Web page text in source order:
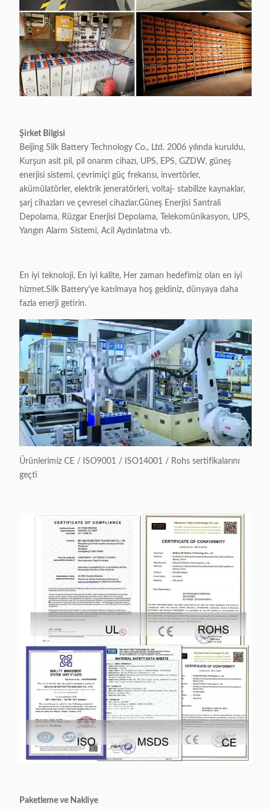
Şirket Bilgisi
Beijing Silk Battery Technology Co., Ltd. 2006 yılında kuruldu,
Kurşun asit pil, pil onarım cihazı, UPS, EPS, GZDW, güneş
enerjisi sistemi, çevrimiçi güç frekansı, invertörler,
akümülatörler, elektrik jeneratörleri, voltaj- stabilize kaynaklar,
şarj cihazları ve çevresel cihazlar.Güneş Enerjisi Santrali
Depolama, Rüzgar Enerjisi Depolama, Telekomünikasyon, UPS,
Yangın Alarm Sistemi, Acil Aydınlatma vb.
En iyi teknoloji, En iyi kalite, Her zaman hedefimiz olan en iyi
hizmet.Silk Battery'ye katılmaya hoş geldiniz, dünyaya daha
fazla enerji getirin.
Ürünlerimiz CE / ISO9001 / ISO14001 / Rohs sertifikalarını
geçti
Paketleme ve Nakliye